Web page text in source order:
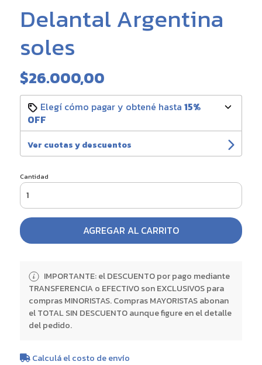
Delantal Argentina
soles
$26.000,00
Elegí cómo pagar y obtené hasta 15%
OFF
Ver cuotas y descuentos
Cantidad
AGREGAR AL CARRITO
IMPORTANTE: el DESCUENTO por pago mediante
TRANSFERENCIA o EFECTIVO son EXCLUSIVOS para
compras MINORISTAS. Compras MAYORISTAS abonan
el TOTAL SIN DESCUENTO aunque figure en el detalle
del pedido.
Calculá el costo de envío